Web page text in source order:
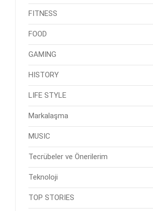
FITNESS
FOOD
GAMING
HISTORY
LIFE STYLE
Markalaşma
MUSIC
Tecrübeler ve Önerilerim
Teknoloji
TOP STORIES